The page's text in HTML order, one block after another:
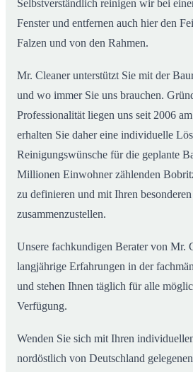
Selbstverständlich reinigen wir bei
Fenster und entfernen auch hier den
Falzen und von den Rahmen.
Mr. Cleaner unterstützt Sie mit der
und wo immer Sie uns brauchen.
Professionalität liegen uns seit 2006
erhalten Sie daher eine individuelle
Reinigungswünsche für die geplante
Millionen Einwohner zählenden
zu definieren und mit Ihren
zusammenzustellen.
Unsere fachkundigen Berater von Mr.
langjährige Erfahrungen in der
und stehen Ihnen täglich für alle
Verfügung.
Wenden Sie sich mit Ihren
nordöstlich von Deutschland